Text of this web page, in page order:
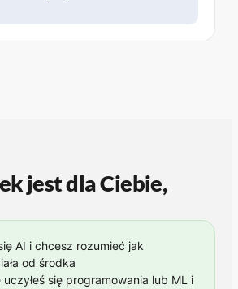
jest dla Ciebie,
AI i chcesz rozumieć jak
od środka
uczyłeś się programowania lub ML i